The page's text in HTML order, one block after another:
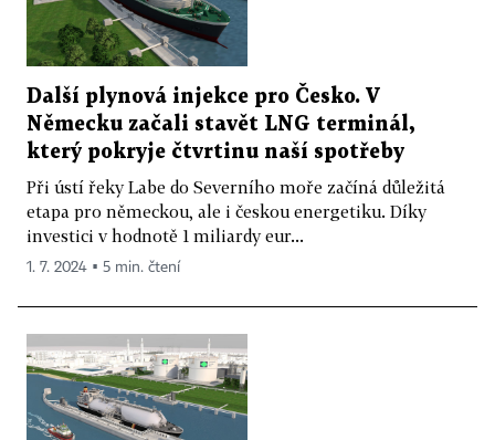
Další plynová injekce pro Česko. V
Německu začali stavět LNG terminál,
který pokryje čtvrtinu naší spotřeby
Při ústí řeky Labe do Severního moře začíná důležitá
etapa pro německou, ale i českou energetiku. Díky
investici v hodnotě 1 miliardy eur...
1. 7. 2024 ▪ 5 min. čtení